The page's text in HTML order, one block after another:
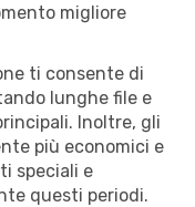
migliore
ti consente di
lunghe file e
Inoltre, gli
più economici e
speciali e
questi periodi.